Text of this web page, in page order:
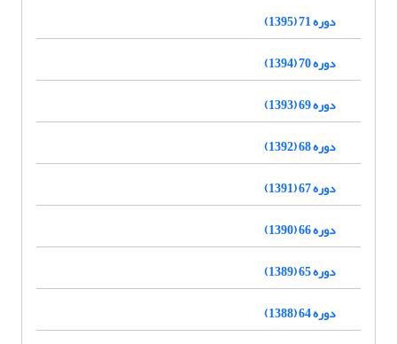
دوره 71 (1395)
دوره 70 (1394)
دوره 69 (1393)
دوره 68 (1392)
دوره 67 (1391)
دوره 66 (1390)
دوره 65 (1389)
دوره 64 (1388)